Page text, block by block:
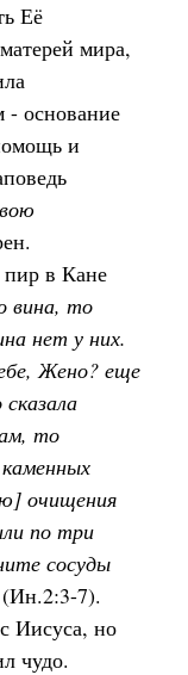
Её
мира,
- основание
и
пир в Кане
вина, то
нет у них.
Жено? еще
то
очищения
по три
сосуды
(Ин.2:3-7).
Иисуса, но
чудо.